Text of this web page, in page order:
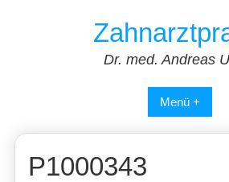
Dr. med. Andreas
Menü +
P1000343